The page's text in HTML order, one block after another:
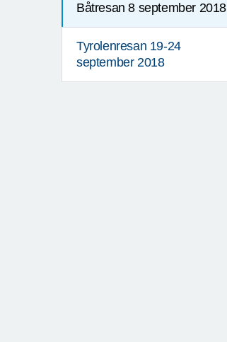
Båtresan 8 september 2018
Tyrolenresan 19-24
september 2018